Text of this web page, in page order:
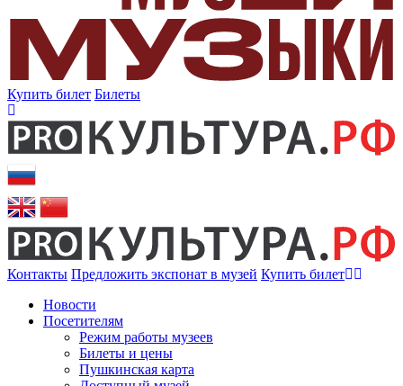
Купить билет Билеты
Контакты Предложить экспонат в музей Купить билет
Новости
Посетителям
Режим работы музеев
Билеты и цены
Пушкинская карта